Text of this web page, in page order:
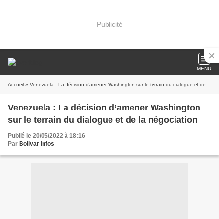
Publicité
MENU
Accueil » Venezuela : La décision d’amener Washington sur le terrain du dialogue et de la négociation
Venezuela : La décision d’amener Washington
sur le terrain du dialogue et de la négociation
Publié le 20/05/2022 à 18:16
Par Bolivar Infos